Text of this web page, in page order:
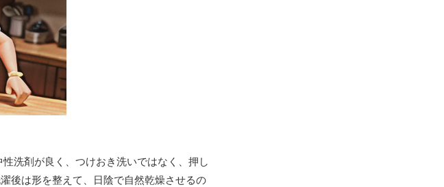
洗剤が良く、つけおき洗いではなく、押し
後は形を整えて、日陰で自然乾燥させるの